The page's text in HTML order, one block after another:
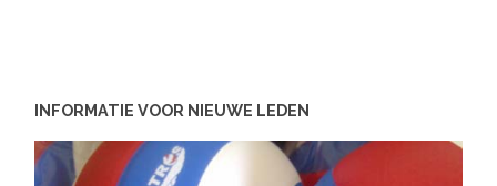
INFORMATIE VOOR NIEUWE LEDEN